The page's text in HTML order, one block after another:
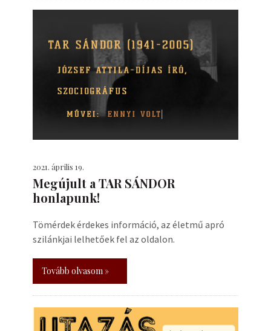
2021. április 19.
Megújult a TAR SÁNDOR
honlapunk!
Tömérdek érdekes információ, az életmű apró
szilánkjai lelhetőek fel az oldalon.
Tovább olvasom »